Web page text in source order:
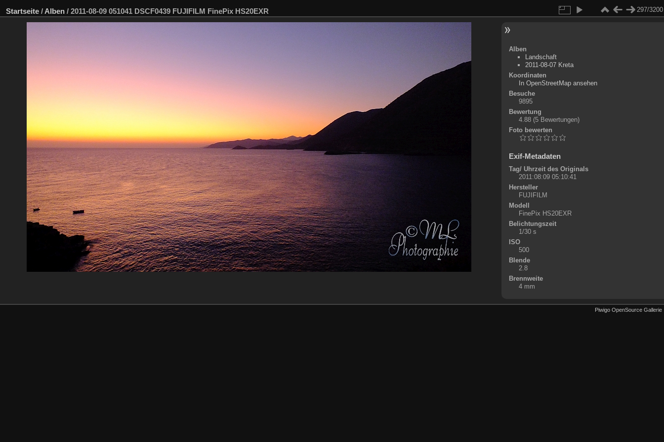
Startseite / Alben / 2011-08-09 051041 DSCF0439 FUJIFILM FinePix HS20EXR 297/3200
Alben
Landschaft
2011-08-07 Kreta
Koordinaten
+
-
In OpenStreetMap ansehen
Besuche
9895
Bewertung
4.88 (5 Bewertungen)
Foto bewerten
Exif-Metadaten
Tag/ Uhrzeit des Originals
2011:08:09 05:10:41
Hersteller
FUJIFILM
Modell
FinePix HS20EXR
Belichtungszeit
1/30 s
ISO
500
Blende
2.8
Brennweite
4 mm
Piwigo OpenSource Gallerie